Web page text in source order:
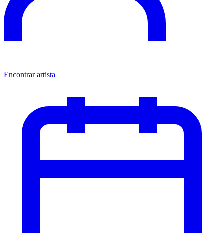
Encontrar artista